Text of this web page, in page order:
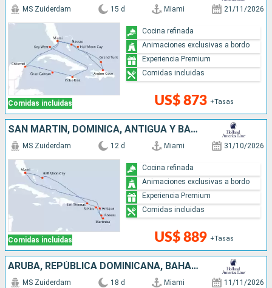
Comidas incluidas
MS Zuiderdam 15 d Miami 21/11/2026
US$ 873 +Tasas
Cocina refinada
Animaciones exclusivas a bordo
Experiencia Premium
Comidas incluidas
SAN MARTÍN, DOMINICA, ANTIGUA Y BARBUDA, BAHAMAS, ESTADOS UNIDOS
Comidas incluidas
MS Zuiderdam 12 d Miami 31/10/2026
US$ 889 +Tasas
Cocina refinada
Animaciones exclusivas a bordo
Experiencia Premium
Comidas incluidas
ARUBA, REPÚBLICA DOMINICANA, BAHAMAS, JAMAICA, ISLAS CAIMÁN, MÉXICO, ESTADOS UNIDOS
MS Zuiderdam 18 d Miami 11/11/2026